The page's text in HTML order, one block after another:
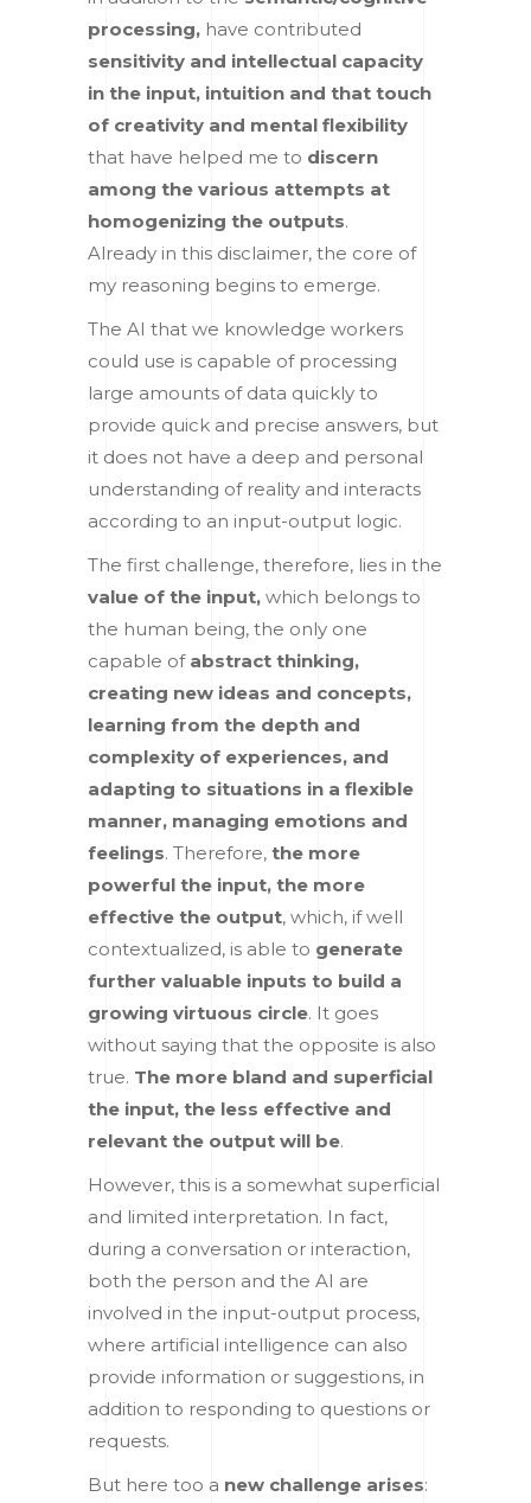
processing, have contributed
sensitivity and intellectual capacity
in the input, intuition and that touch
of creativity and mental flexibility
that have helped me to discern
among the various attempts at
homogenizing the outputs.
Already in this disclaimer, the core of
my reasoning begins to emerge.
The AI that we knowledge workers
could use is capable of processing
large amounts of data quickly to
provide quick and precise answers, but
it does not have a deep and personal
understanding of reality and interacts
according to an input-output logic.
The first challenge, therefore, lies in the
value of the input, which belongs to
the human being, the only one
capable of abstract thinking,
creating new ideas and concepts,
learning from the depth and
complexity of experiences, and
adapting to situations in a flexible
manner, managing emotions and
feelings. Therefore, the more
powerful the input, the more
effective the output, which, if well
contextualized, is able to generate
further valuable inputs to build a
growing virtuous circle. It goes
without saying that the opposite is also
true. The more bland and superficial
the input, the less effective and
relevant the output will be.
However, this is a somewhat superficial
and limited interpretation. In fact,
during a conversation or interaction,
both the person and the AI are
involved in the input-output process,
where artificial intelligence can also
provide information or suggestions, in
addition to responding to questions or
requests.
But here too a new challenge arises: